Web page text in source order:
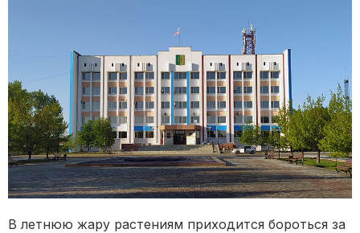
В летнюю жару растениям приходится бороться за